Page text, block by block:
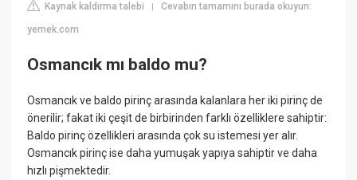
Kaynak kaldırma talebi |Cevabın tamamını burada okuyun:
yemek.com
Osmancık mı baldo mu?
Osmancık ve baldo pirinç arasında kalanlara her iki pirinç de
önerilir; fakat iki çeşit de birbirinden farklı özelliklere sahiptir:
Baldo pirinç özellikleri arasında çok su istemesi yer alır.
Osmancık pirinç ise daha yumuşak yapıya sahiptir ve daha
hızlı pişmektedir.